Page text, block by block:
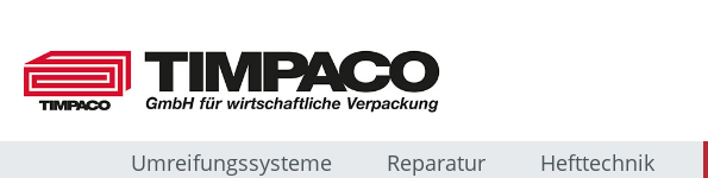
Umreifungssysteme Reparatur Hefttechnik